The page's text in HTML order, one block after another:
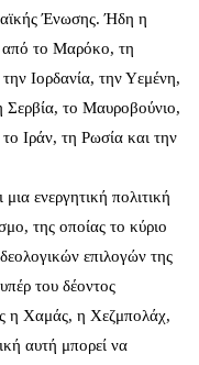
Ένωσης. Ήδη η
από το Μαρόκο, τη
Ιορδανία, την Υεμένη,
το Μαυροβούνιο,
Ιράν, τη Ρωσία και την
ενεργητική πολιτική
της οποίας το κύριο
επιλογών της
του δέοντος
η Χαμάς, η Χεζμπολάχ,
αυτή μπορεί να